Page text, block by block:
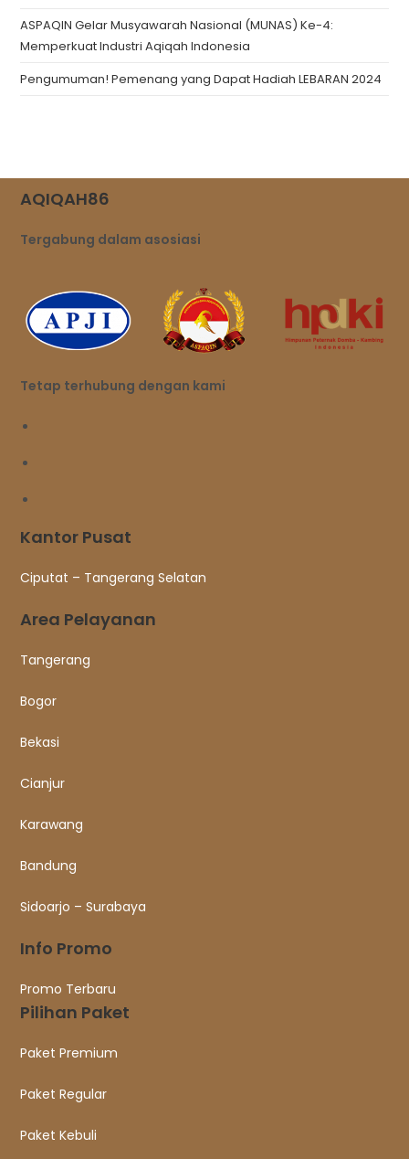
ASPAQIN Gelar Musyawarah Nasional (MUNAS) Ke-4:
Memperkuat Industri Aqiqah Indonesia
Pengumuman! Pemenang yang Dapat Hadiah LEBARAN 2024
AQIQAH86
Tergabung dalam asosiasi
Tetap terhubung dengan kami
Kantor Pusat
Ciputat – Tangerang Selatan
Area Pelayanan
Tangerang
Bogor
Bekasi
Cianjur
Karawang
Bandung
Sidoarjo – Surabaya
Info Promo
Promo Terbaru
Pilihan Paket
Paket Premium
Paket Regular
Paket Kebuli